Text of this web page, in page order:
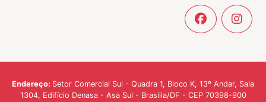
Endereço: Setor Comercial Sul - Quadra 1, Bloco K, 13º Andar, Sala
1304, Edifício Denasa - Asa Sul - Brasília/DF - CEP 70398-900